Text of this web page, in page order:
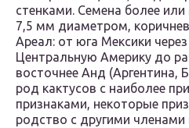
стенками. Семена более или
7,5 мм диаметром,
Ареал: от юга Мексики
Центральную Америку до
восточнее Анд (Аргентина,
род кактусов с наиболее
признаками, некоторые
родство с другими